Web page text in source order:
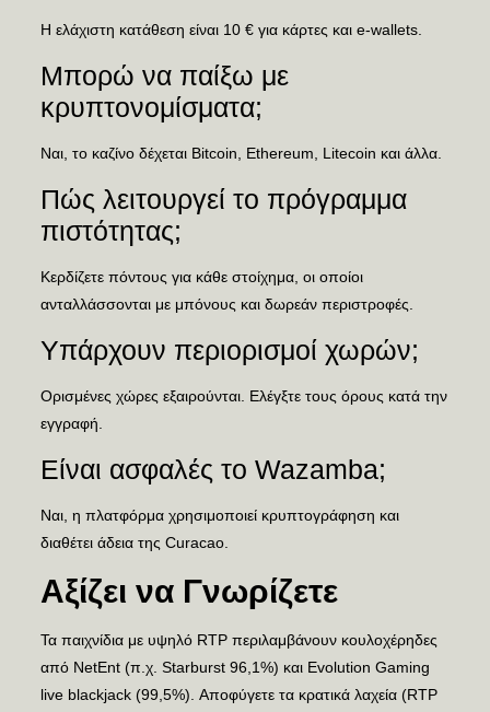
Η ελάχιστη κατάθεση είναι 10 € για κάρτες και e-wallets.
Μπορώ να παίξω με
κρυπτονομίσματα;
Ναι, το καζίνο δέχεται Bitcoin, Ethereum, Litecoin και άλλα.
Πώς λειτουργεί το πρόγραμμα
πιστότητας;
Κερδίζετε πόντους για κάθε στοίχημα, οι οποίοι
ανταλλάσσονται με μπόνους και δωρεάν περιστροφές.
Υπάρχουν περιορισμοί χωρών;
Ορισμένες χώρες εξαιρούνται. Ελέγξτε τους όρους κατά την
εγγραφή.
Είναι ασφαλές το Wazamba;
Ναι, η πλατφόρμα χρησιμοποιεί κρυπτογράφηση και
διαθέτει άδεια της Curacao.
Αξίζει να Γνωρίζετε
Τα παιχνίδια με υψηλό RTP περιλαμβάνουν κουλοχέρηδες
από NetEnt (π.χ. Starburst 96,1%) και Evolution Gaming
live blackjack (99,5%). Αποφύγετε τα κρατικά λαχεία (RTP